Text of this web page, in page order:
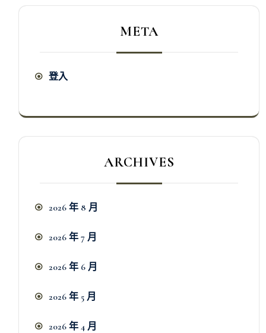
META
登入
ARCHIVES
2026 年 8 月
2026 年 7 月
2026 年 6 月
2026 年 5 月
2026 年 4 月